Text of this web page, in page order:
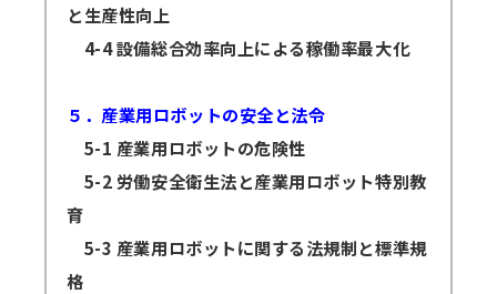
と生産性向上
4-4 設備総合効率向上による稼働率最大化
５．産業用ロボットの安全と法令
5-1 産業用ロボットの危険性
5-2 労働安全衛生法と産業用ロボット特別教
育
5-3 産業用ロボットに関する法規制と標準規
格